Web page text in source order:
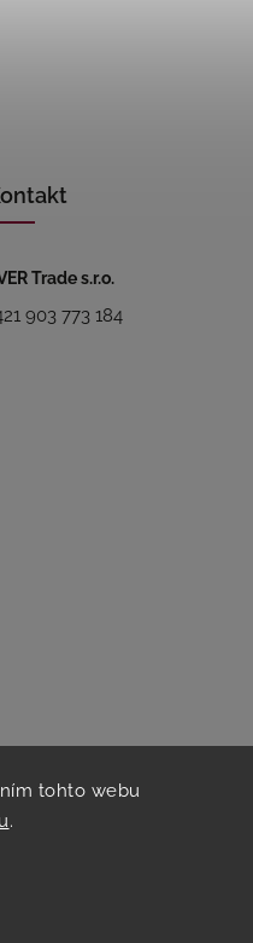
tohto webu
.
Trade s.r.o.
903 773 184
s